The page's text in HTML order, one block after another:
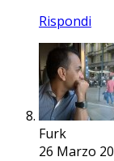
Rispondi
Furk
26 Marzo